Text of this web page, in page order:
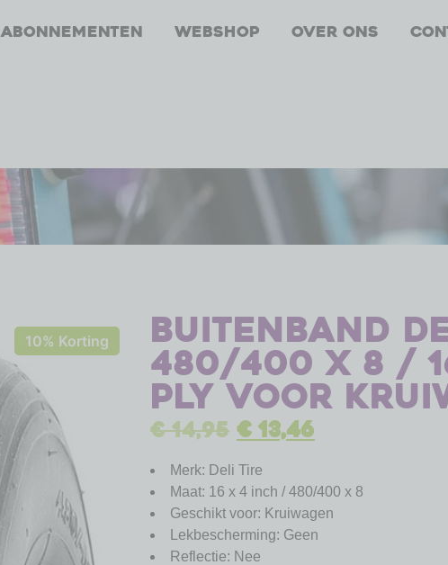
Abonnementen Webshop Over ons
10% Korting Buitenband
480/400 x 8 /
ply voor
€14,95 €13,46
Merk: Deli Tire
Maat: 16 x 4 inch / 480/400 x 8
Geschikt voor: Kruiwagen
Lekbescherming: Geen
Reflectie: Nee